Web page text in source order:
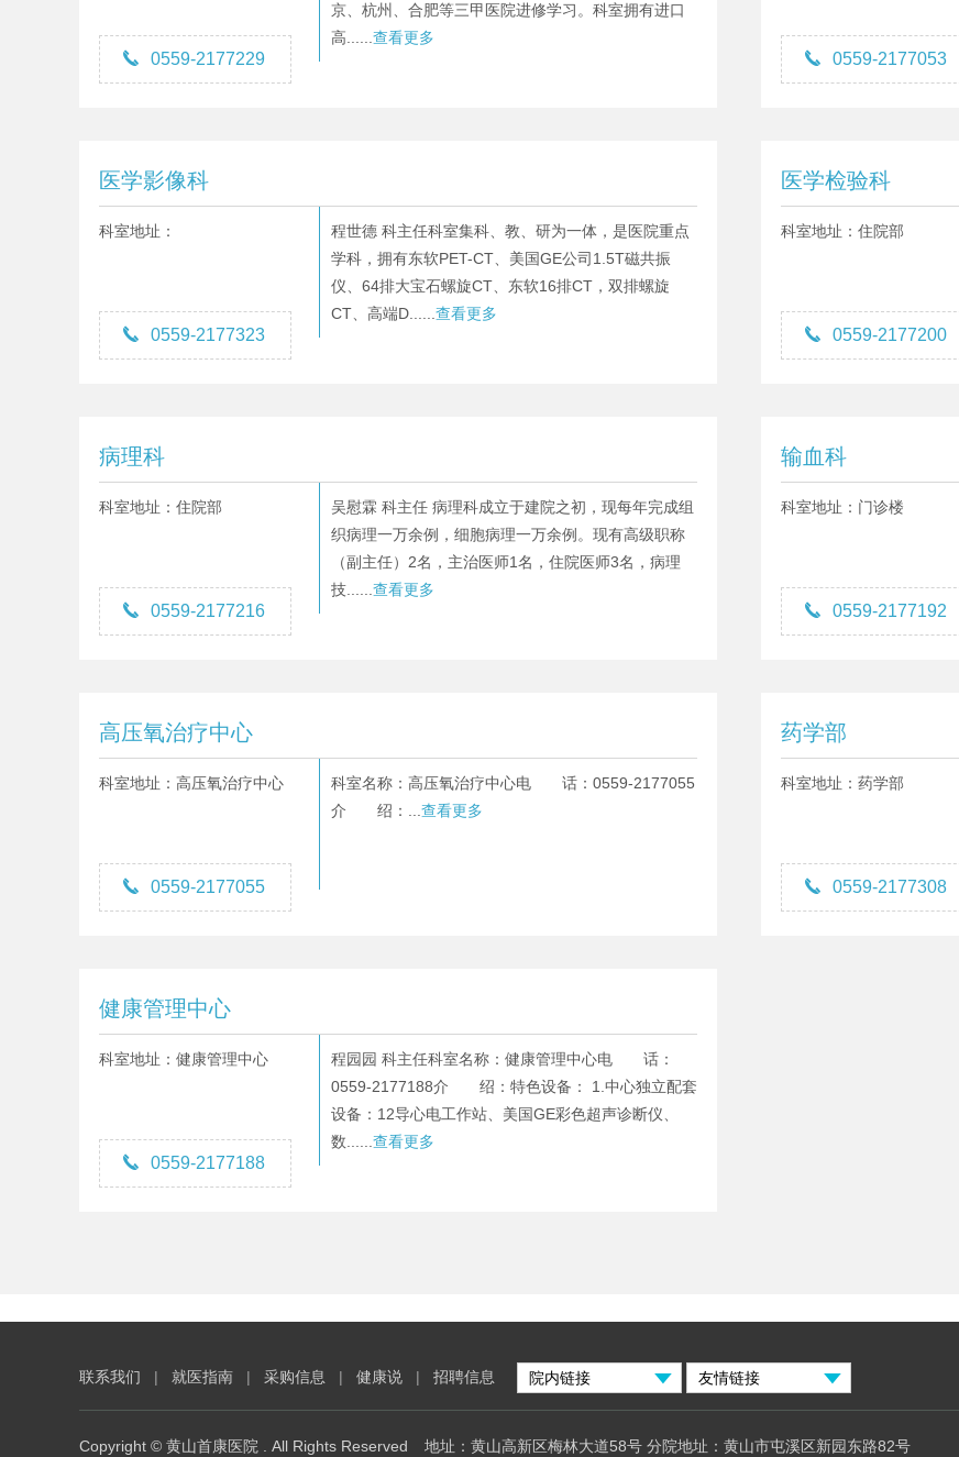
 0559-2177229
京、杭州、合肥等三甲医院进修学习。科室拥有进口
高...... 查看更多
 0559-2177053
医学影像科
科室地址：
 0559-2177323
程世德 科主任科室集科、教、研为一体，是医院重点
学科，拥有东软PET-CT、美国GE公司1.5T磁共振
仪、64排大宝石螺旋CT、东软16排CT，双排螺旋
CT、高端D...... 查看更多
医学检验科
科室地址：住院部
 0559-2177200
病理科
科室地址：住院部
 0559-2177216
吴慰霖 科主任 病理科成立于建院之初，现每年完成组
织病理一万余例，细胞病理一万余例。现有高级职称
（副主任）2名，主治医师1名，住院医师3名，病理
技...... 查看更多
输血科
科室地址：门诊楼
 0559-2177192
高压氧治疗中心
科室地址：高压氧治疗中心
 0559-2177055
科室名称：高压氧治疗中心电 话：0559-2177055
介 绍：... 查看更多
药学部
科室地址：药学部
 0559-2177308
健康管理中心
科室地址：健康管理中心
 0559-2177188
程园园 科主任科室名称：健康管理中心电 话：
0559-2177188介 绍：特色设备： 1.中心独立配套
设备：12导心电工作站、美国GE彩色超声诊断仪、
数...... 查看更多
联系我们 | 就医指南 | 采购信息 | 健康说 | 招聘信息
Copyright © 黄山首康医院 . All Rights Reserved 地址：黄山高新区梅林大道58号 分院地址：黄山市屯溪区新园东路82号